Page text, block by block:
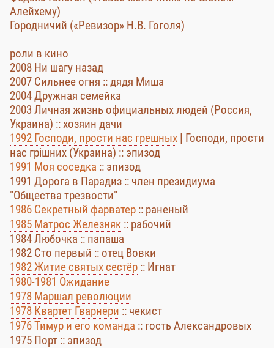
Алейхему)
Городничий («Ревизор» Н.В. Гоголя)
роли в кино
2008 Ни шагу назад
2007 Сильнее огня :: дядя Миша
2004 Дружная семейка
2003 Личная жизнь официальных людей (Россия,
Украина) :: хозяин дачи
1992 Господи, прости нас грешных | Господи, прости
нас грішних (Украина) :: эпизод
1991 Моя соседка :: эпизод
1991 Дорога в Парадиз :: член президиума
"Общества трезвости"
1986 Секретный фарватер :: раненый
1985 Матрос Железняк :: рабочий
1984 Любочка :: папаша
1982 Сто первый :: отец Вовки
1982 Житие святых сестёр :: Игнат
1980-1981 Ожидание
1978 Маршал революции
1978 Квартет Гварнери :: чекист
1976 Тимур и его команда :: гость Александровых
1975 Порт :: эпизод